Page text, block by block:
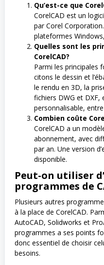
Qu’est-ce que
CorelCAD est un
par Corel
plateformes
Quelles sont les
CorelCAD?
Parmi les principales
citons le dessin et
le rendu en 3D, la
fichiers DWG et DXF,
personnalisable,
Combien coûte
CorelCAD a un
abonnement, avec
par an. Une version
disponible.
Peut-on utiliser
programmes de
Plusieurs autres
à la place de CorelCAD.
AutoCAD, Solidworks et
programmes a ses points
donc essentiel de choisir
besoins.